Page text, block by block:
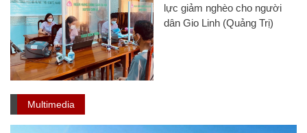
lực giảm nghèo cho người
dân Gio Linh (Quảng Trị)
Multimedia